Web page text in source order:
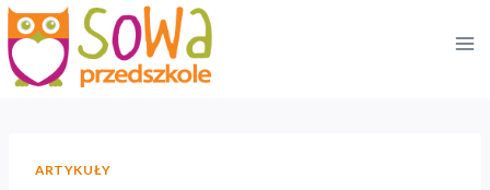
Przejdź
do
treści
ARTYKUŁY